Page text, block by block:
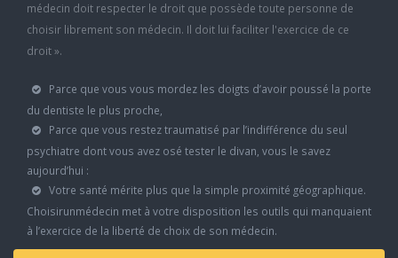
médecin doit respecter le droit que possède toute personne de
choisir librement son médecin. Il doit lui faciliter l'exercice de ce
droit ».
Parce que vous vous mordez les doigts d’avoir poussé la porte
du dentiste le plus proche,
Parce que vous restez traumatisé par l’indifférence du seul
psychiatre dont vous avez osé tester le divan, vous le savez
aujourd’hui :
Votre santé mérite plus que la simple proximité géographique.
Choisirunmédecin met à votre disposition les outils qui manquaient
à l’exercice de la liberté de choix de son médecin.